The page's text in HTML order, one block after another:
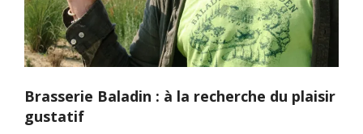
Brasserie Baladin : à la recherche du plaisir
gustatif